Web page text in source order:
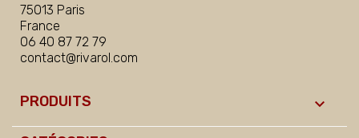
75013 Paris
France
06 40 87 72 79
contact@rivarol.com
PRODUITS 